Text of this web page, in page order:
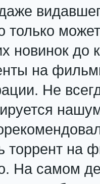
только
новинок до
на
Не
торрент на
На самом